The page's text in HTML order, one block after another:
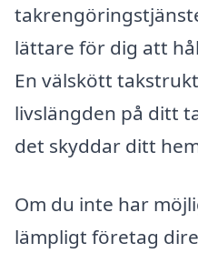
lättare för dig att
En välskött
livslängden på ditt
det skyddar ditt
Om du inte har
lämpligt företag